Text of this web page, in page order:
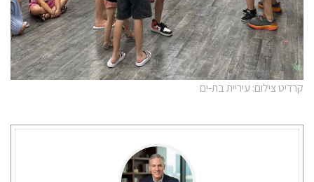
קרדיט צילום: עיריית בת-ים